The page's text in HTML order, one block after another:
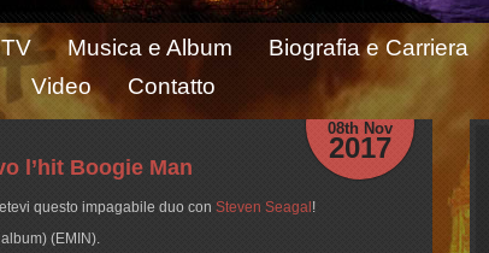
Musica e Album Biografia e Carriera
Video Contatto
08th Nov
2017
l’hit Boogie Man
questo impagabile duo con Steven Seagal !
(EMIN).